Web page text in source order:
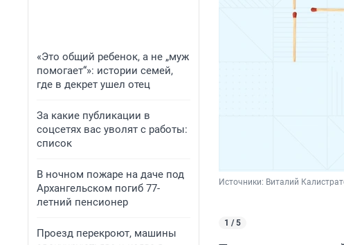
«Это общий ребенок, а не „муж
помогает“»: истории семей,
где в декрет ушел отец
За какие публикации в
соцсетях вас уволят с работы:
список
В ночном пожаре на даче под
Архангельском погиб 77-
летний пенсионер
Проезд перекроют, машины
Источники: Виталий
1 / 5